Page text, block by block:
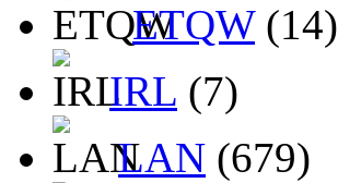
ETQW(14)
IRL (7)
LAN (679)